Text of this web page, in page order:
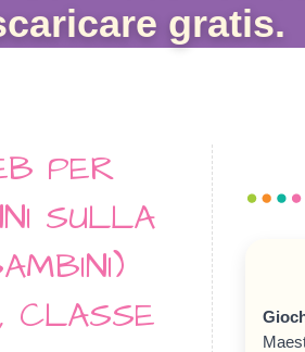
gratis.
PER
SULLA
CLASSE